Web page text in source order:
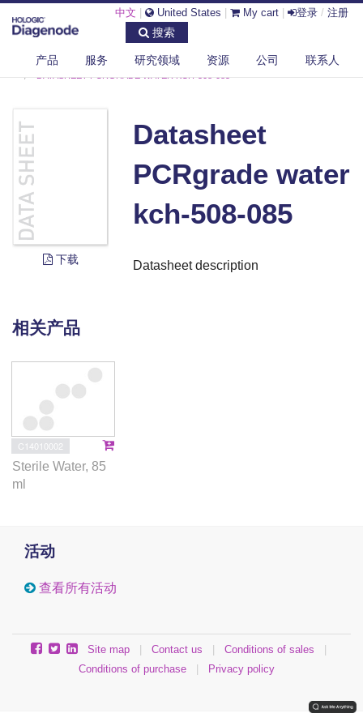
中文 United States My cart 登录 / 注册
搜索
产品 服务 研究领域 资源 公司 联系人
DIAGENODE.COM
DOCUMENTS
DATASHEET PCRGRADE WATER KCH-508-085
下载
Datasheet
PCRgrade water
kch-508-085
Datasheet description
相关产品
C14010002
Sterile Water, 85
ml
活动
查看所有活动
Site map Contact us Conditions of sales
Conditions of purchase
Privacy policy